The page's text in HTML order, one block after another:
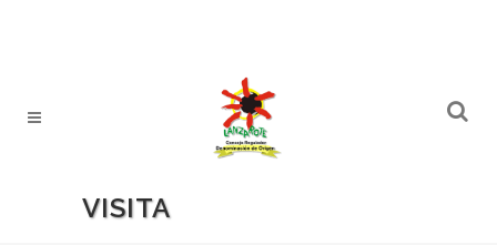
VISITA